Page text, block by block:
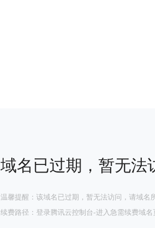
域名已过期，暂无法
温馨提醒：该域名已过期，暂无法访问，请域名
续费路径：登录腾讯云控制台-进入急需续费域